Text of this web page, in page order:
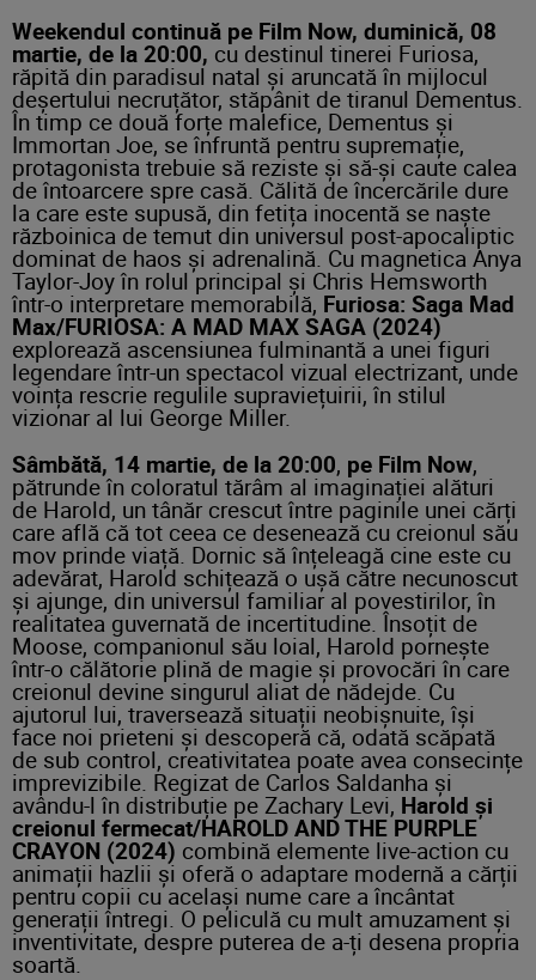
Weekendul continuă pe Film Now, duminică, 08
martie, de la 20:00, cu destinul tinerei Furiosa,
răpită din paradisul natal și aruncată în mijlocul
deșertului necruțător, stăpânit de tiranul Dementus.
În timp ce două forțe malefice, Dementus și
Immortan Joe, se înfruntă pentru supremație,
protagonista trebuie să reziste și să-și caute calea
de întoarcere spre casă. Călită de încercările dure
la care este supusă, din fetița inocentă se naște
războinica de temut din universul post-apocaliptic
dominat de haos și adrenalină. Cu magnetica Anya
Taylor-Joy în rolul principal și Chris Hemsworth
într-o interpretare memorabilă, Furiosa: Saga Mad
Max/FURIOSA: A MAD MAX SAGA (2024)
explorează ascensiunea fulminantă a unei figuri
legendare într-un spectacol vizual electrizant, unde
voința rescrie regulile supraviețuirii, în stilul
vizionar al lui George Miller.
Sâmbătă, 14 martie, de la 20:00, pe Film Now,
pătrunde în coloratul tărâm al imaginației alături
de Harold, un tânăr crescut între paginile unei cărți
care află că tot ceea ce desenează cu creionul său
mov prinde viață. Dornic să înțeleagă cine este cu
adevărat, Harold schițează o ușă către necunoscut
și ajunge, din universul familiar al povestirilor, în
realitatea guvernată de incertitudine. Însoțit de
Moose, companionul său loial, Harold pornește
într-o călătorie plină de magie și provocări în care
creionul devine singurul aliat de nădejde. Cu
ajutorul lui, traversează situații neobișnuite, își
face noi prieteni și descoperă că, odată scăpată
de sub control, creativitatea poate avea consecințe
imprevizibile. Regizat de Carlos Saldanha și
avându-l în distribuție pe Zachary Levi, Harold și
creionul fermecat/HAROLD AND THE PURPLE
CRAYON (2024) combină elemente live-action cu
animații hazlii și oferă o adaptare modernă a cărții
pentru copii cu același nume care a încântat
generații întregi. O peliculă cu mult amuzament și
inventivitate, despre puterea de a-ți desena propria
soartă.